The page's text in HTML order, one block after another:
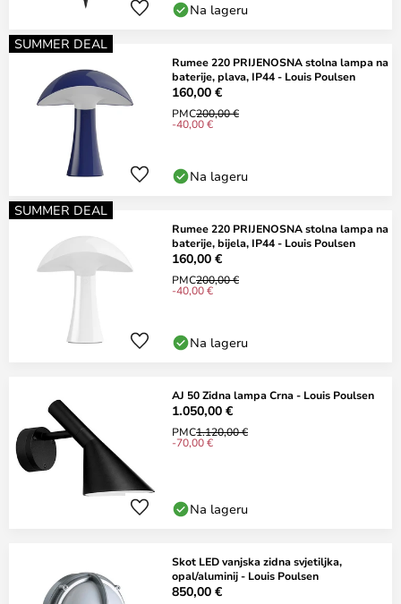
Na lageru
SUMMER DEAL
Rumee 220 PRIJENOSNA stolna lampa na
baterije, plava, IP44 - Louis Poulsen
160,00 €
PMC200,00 €
-40,00 €
Na lageru
SUMMER DEAL
Rumee 220 PRIJENOSNA stolna lampa na
baterije, bijela, IP44 - Louis Poulsen
160,00 €
PMC200,00 €
-40,00 €
Na lageru
AJ 50 Zidna lampa Crna - Louis Poulsen
1.050,00 €
PMC1.120,00 €
-70,00 €
Na lageru
Skot LED vanjska zidna svjetiljka,
opal/aluminij - Louis Poulsen
850,00 €